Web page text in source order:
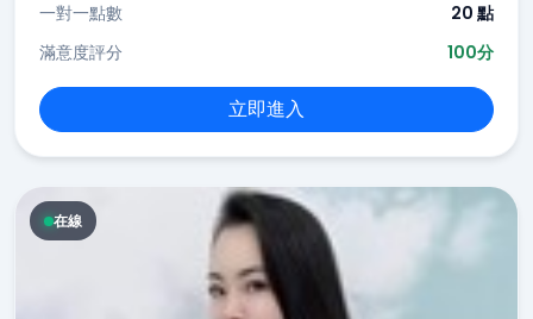
一對一點數
20 點
滿意度評分
100分
立即進入
在線